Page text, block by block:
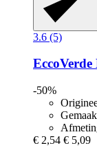
3.6 (5)
EccoVerde
-50%
€ 2,54 € 5,09